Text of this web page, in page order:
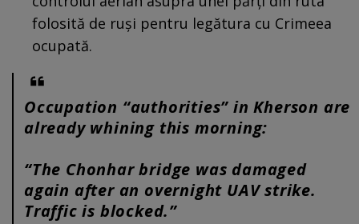
folosită de ruși pentru legătura cu Crimeea
ocupată.
Occupation “authorities” in Kherson are
already whining this morning:
“The Chonhar bridge was damaged
again after an overnight UAV strike.
Traffic is blocked.”